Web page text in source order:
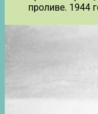
проливе. 1944